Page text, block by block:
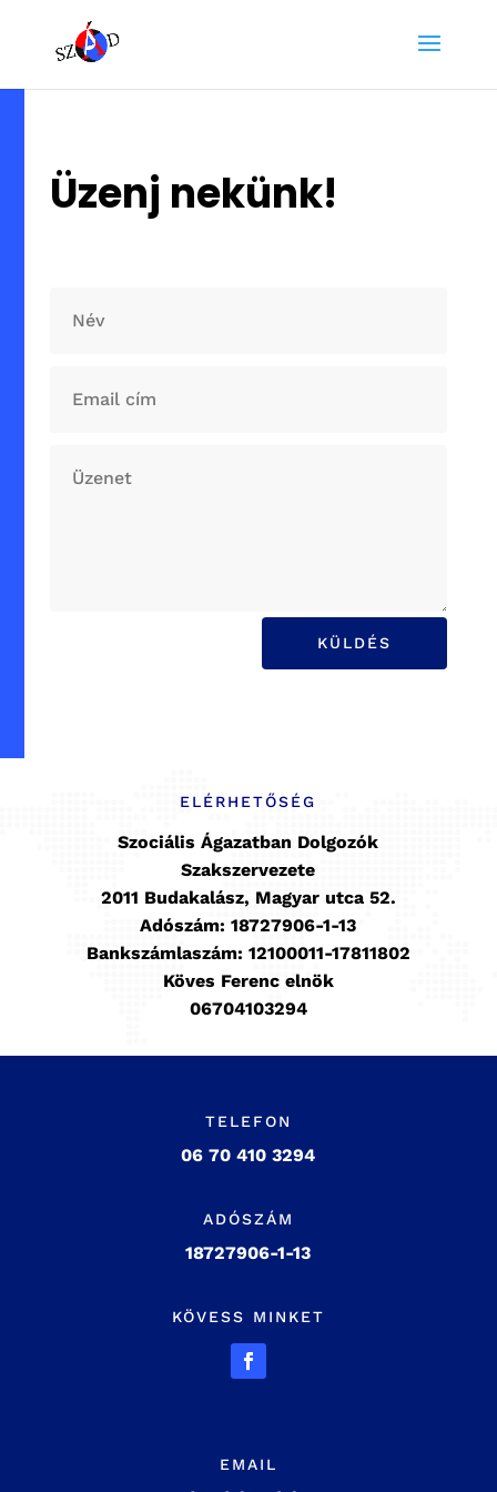
Üzenj nekünk!
KÜLDÉS
ELÉRHETŐSÉG
Szociális Ágazatban Dolgozók
Szakszervezete
2011 Budakalász, Magyar utca 52.
Adószám: 18727906-1-13
Bankszámlaszám: 12100011-17811802
Köves Ferenc elnök
06704103294
TELEFON
06 70 410 3294
ADÓSZÁM
18727906-1-13
KÖVESS MINKET
EMAIL